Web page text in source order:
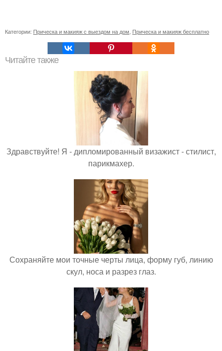
Категории: Прическа и макияж с выездом на дом Прическа и макияж бесплатно
Читайте также
Здравствуйте! Я - дипломированный визажист - стилист,
парикмахер.
Сохраняйте мои точные черты лица, форму губ, линию
скул, носа и разрез глаз.